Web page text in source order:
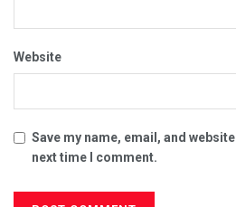
Website
Save my name, email, and
next time I comment.